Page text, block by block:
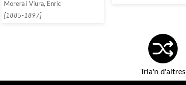
Morera i Viura, Enric
[1885-1897]
Tria'n d'altres